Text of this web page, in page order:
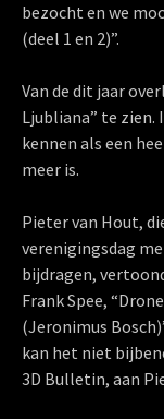
bezocht en we
(deel 1 en 2)”.
Van de dit jaar
Ljubliana” te zien.
kennen als een
meer is.
Pieter van Hout,
verenigingsdag
bijdragen,
Frank Spee,
(Jeronimus
kan het niet
3D Bulletin, aan